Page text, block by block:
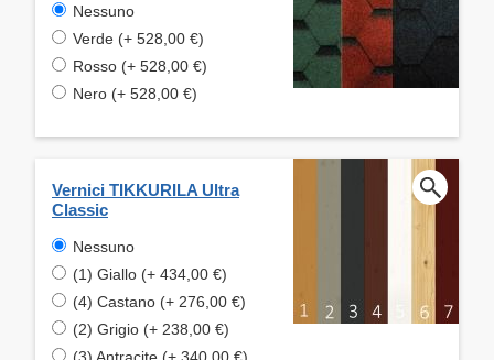
Nessuno
Verde (+ 528,00 €)
Rosso (+ 528,00 €)
Nero (+ 528,00 €)
Vernici TIKKURILA Ultra
Classic
Nessuno
(1) Giallo (+ 434,00 €)
(4) Castano (+ 276,00 €)
(2) Grigio (+ 238,00 €)
(3) Antracite (+ 340,00 €)